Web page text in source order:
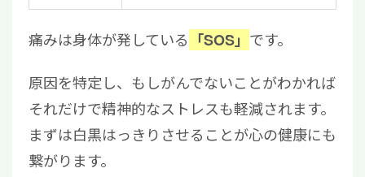
痛みは身体が発している 「SOS」 です。
原因を特定し、もしがんでないことがわかれば
それだけで精神的なストレスも軽減されます。
まずは白黒はっきりさせることが心の健康にも
繋がります。